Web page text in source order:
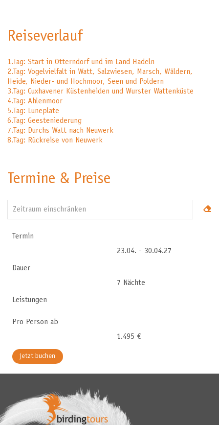
Reiseverlauf
1.Tag: Start in Otterndorf und im Land Hadeln
2.Tag: Vogelvielfalt in Watt, Salzwiesen, Marsch, Wäldern,
Heide, Nieder- und Hochmoor, Seen und Poldern
3.Tag: Cuxhavener Küstenheiden und Wurster Wattenküste
4.Tag: Ahlenmoor
5.Tag: Luneplate
6.Tag: Geesteniederung
7.Tag: Durchs Watt nach Neuwerk
8.Tag: Rückreise von Neuwerk
Termine & Preise
Termin
23.04. - 30.04.27
Dauer
7 Nächte
Leistungen
Pro Person ab
1.495 €
jetzt buchen